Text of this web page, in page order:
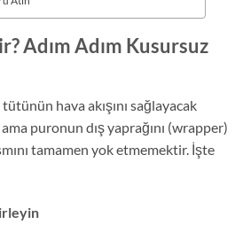
Adım Adım Kusursuz
hava akışını sağlayacak
puronun dış yaprağını (wrapper)
tamamen yok etmemektir. İşte